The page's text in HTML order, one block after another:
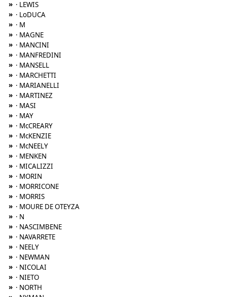
» · LEWIS
» · LoDUCA
» · M
» · MAGNE
» · MANCINI
» · MANFREDINI
» · MANSELL
» · MARCHETTI
» · MARIANELLI
» · MARTINEZ
» · MASI
» · MAY
» · McCREARY
» · McKENZIE
» · McNEELY
» · MENKEN
» · MICALIZZI
» · MORIN
» · MORRICONE
» · MORRIS
» · MOURE DE OTEYZA
» · N
» · NASCIMBENE
» · NAVARRETE
» · NEELY
» · NEWMAN
» · NICOLAI
» · NIETO
» · NORTH